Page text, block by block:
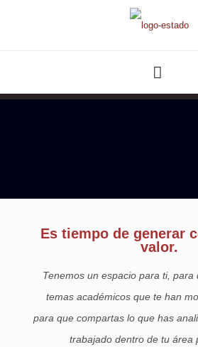
Es tiempo de generar
valor.
Tenemos un espacio para ti, para
temas académicos que te han
para que compartas lo que has
trabajado dentro de tu área